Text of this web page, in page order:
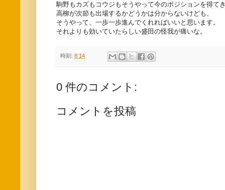
駒野もカズもコウジもそうやって今のポジションを得て
高柳が次節も出場するかどうかは分からないけども、
そうやって、一歩一歩進んでくれればいいと思います。
それよりも効いていたらしい盛田の怪我が痛いな。
時刻: 8:14
0 件のコメント:
コメントを投稿